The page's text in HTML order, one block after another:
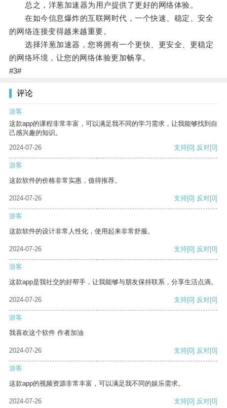
总之，洋葱加速器为用户提供了更好的网络体验。
在如今信息爆炸的互联网时代，一个快速、稳定、安全
的网络连接变得越来越重要。
选择洋葱加速器，您将拥有一个更快、更安全、更稳定
的网络环境，让您的网络体验更加畅享。
#3#
评论
游客
这款app的课程非常丰富，可以满足我不同的学习需求，让我能够找到自
己感兴趣的知识。
2024-07-26
支持[0] 反对[0]
游客
这款软件的价格非常实惠，值得推荐。
2024-07-26 支持[0] 反对[0]
游客
这款软件的设计非常人性化，使用起来非常舒服。
2024-07-26 支持[0] 反对[0]
游客
这款app是我社交的好帮手，让我能够与朋友保持联系，分享生活点滴。
2024-07-26 支持[0] 反对[0]
游客
我喜欢这个软件 作者加油
2024-07-26 支持[0] 反对[0]
游客
这款app的视频资源非常丰富，可以满足我不同的娱乐需求。
2024-07-26 支持[0] 反对[0]